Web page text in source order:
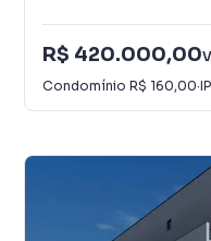
R$ 420.000,00
Condomínio R$ 160,00·